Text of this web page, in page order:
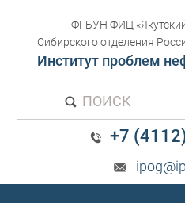
ФГБУН ФИЦ
Сибирского отделения
Институт проблем
ПОИСК
+7